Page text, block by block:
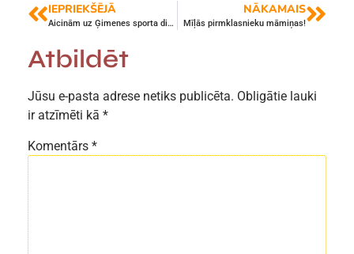
IEPRIEKŠĒJĀ
Aicinām uz Ģimenes sporta dienām
NĀKAMAIS
Mīļās pirmklasnieku māmiņas!
Atbildēt
Jūsu e-pasta adrese netiks publicēta. Obligātie lauki
ir atzīmēti kā *
Komentārs *